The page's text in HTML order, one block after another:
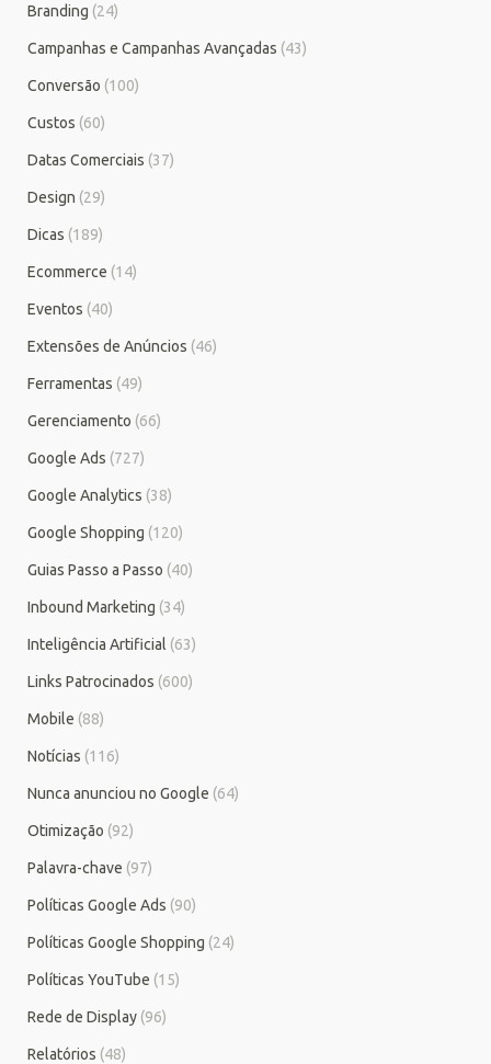
Branding (24)
Campanhas e Campanhas Avançadas (43)
Conversão (100)
Custos (60)
Datas Comerciais (37)
Design (29)
Dicas (189)
Ecommerce (14)
Eventos (40)
Extensões de Anúncios (46)
Ferramentas (49)
Gerenciamento (66)
Google Ads (727)
Google Analytics (38)
Google Shopping (120)
Guias Passo a Passo (40)
Inbound Marketing (34)
Inteligência Artificial (63)
Links Patrocinados (600)
Mobile (88)
Notícias (116)
Nunca anunciou no Google (64)
Otimização (92)
Palavra-chave (97)
Políticas Google Ads (90)
Políticas Google Shopping (24)
Políticas YouTube (15)
Rede de Display (96)
Relatórios (48)